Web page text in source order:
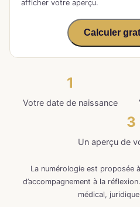
afficher votre aperçu.
Calculer
1
Votre date de naissance
3
Un aperçu de
La numérologie est proposée
d’accompagnement à la
médical,